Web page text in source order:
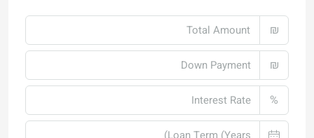
₪
₪
%